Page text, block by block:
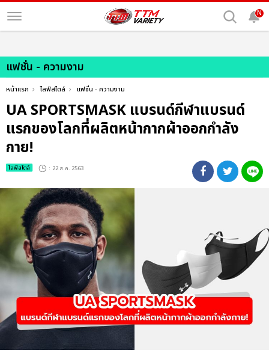
N
แฟชั่น - ความงาม
หน้าแรก ไลฟ์สไตล์ แฟชั่น - ความงาม
UA SPORTSMASK แบรนด์กีฬาแบรนด์
แรกของโลกที่ผลิตหน้ากากผ้าออกกำลัง
กาย!
ไลฟ์สไตล์ : 22 ส.ค. 2563